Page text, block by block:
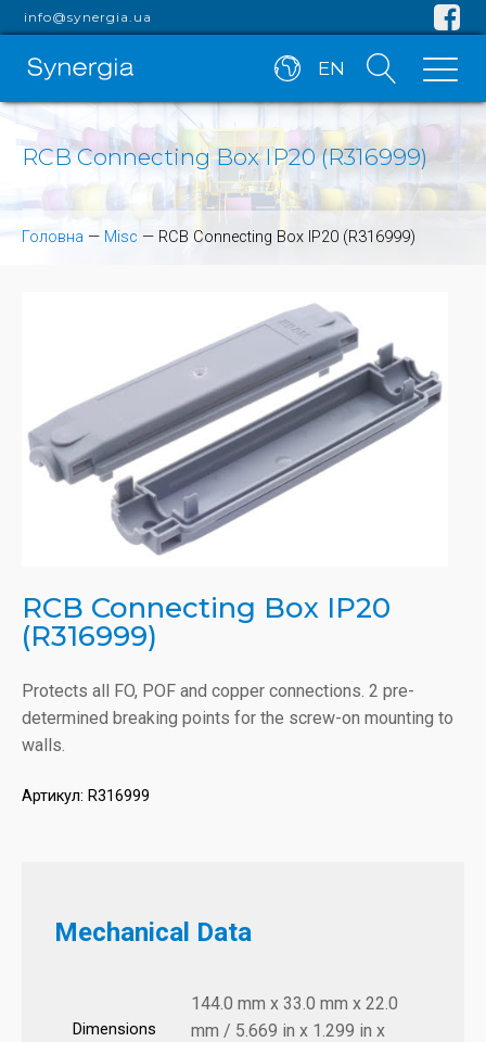
info@synergia.ua
EN
RCB Connecting Box IP20 (R316999)
Головна — Misc — RCB Connecting Box IP20 (R316999)
RCB Connecting Box IP20
(R316999)
Protects all FO, POF and copper connections. 2 pre-
determined breaking points for the screw-on mounting to
walls.
Артикул: R316999
Mechanical Data
Dimensions
144.0 mm x 33.0 mm x 22.0
mm / 5.669 in x 1.299 in x